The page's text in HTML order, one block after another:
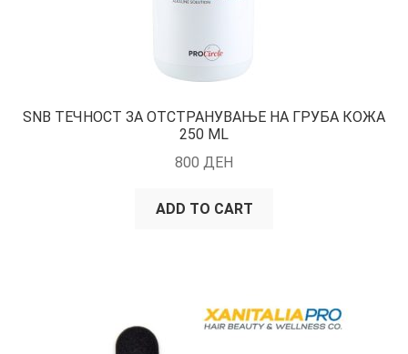
SNB ТЕЧНОСТ ЗА ОТСТРАНУВАЊЕ НА ГРУБА КОЖА
250 ML
800 ДЕН
ADD TO CART